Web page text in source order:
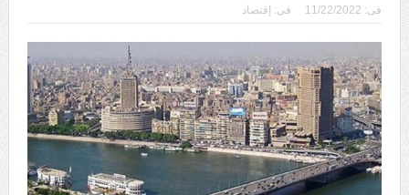
فى: 11/22/2022 فى: إقتصاد